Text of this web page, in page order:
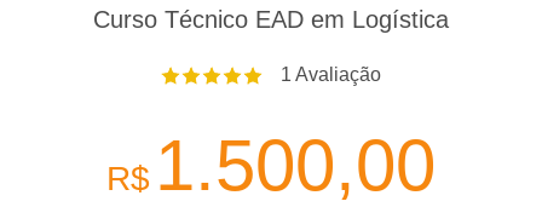
Curso Técnico EAD em Logística
1 Avaliação
R$ 1.500,00